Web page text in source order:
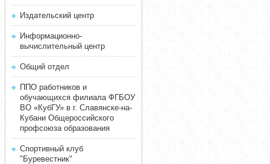
Издательский центр
Информационно-
вычислительный центр
Общий отдел
ППО работников и
обучающихся филиала ФГБОУ
ВО «КубГУ» в г. Славянске-на-
Кубани Общероссийского
профсоюза образования
Спортивный клуб
"Буревестник"